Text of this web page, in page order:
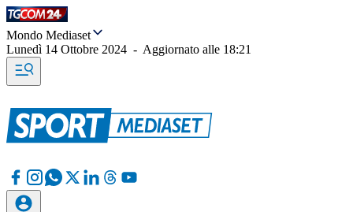
Mondo Mediaset
Lunedì 14 Ottobre 2024 - Aggiornato alle 18:21